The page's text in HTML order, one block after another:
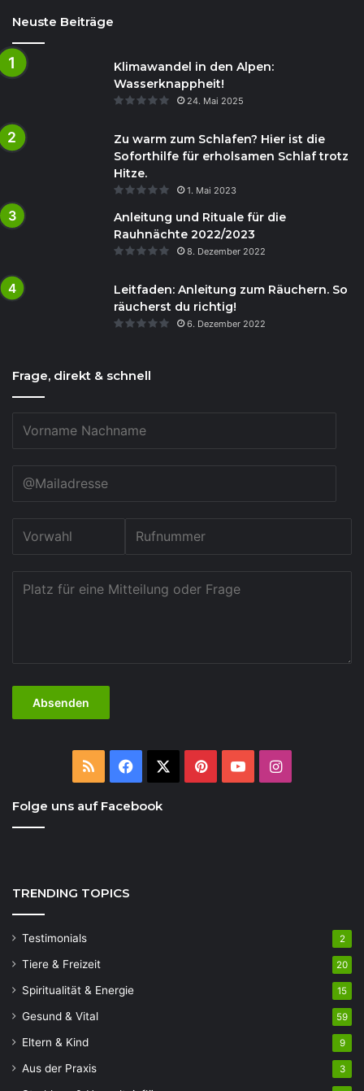
Neuste Beiträge
Klimawandel in den Alpen:
Wasserknappheit!
24. Mai 2025
Zu warm zum Schlafen? Hier ist die
Soforthilfe für erholsamen Schlaf trotz
Hitze.
1. Mai 2023
Anleitung und Rituale für die
Rauhnächte 2022/2023
8. Dezember 2022
Leitfaden: Anleitung zum Räuchern. So
räucherst du richtig!
6. Dezember 2022
Frage, direkt & schnell
RSS Facebook PinterestYouTubeInstagram
Folge uns auf Facebook
TRENDING TOPICS
Testimonials 2
Tiere & Freizeit 20
Spiritualität & Energie 15
Gesund & Vital 59
Eltern & Kind 9
Aus der Praxis 3